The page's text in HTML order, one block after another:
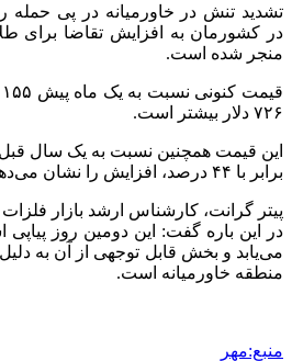
تشدید تنش در خاورمیانه در پی حمله
در کشورمان به افزایش تقاضا برای
منجر شده است.
۷۲۶ دلار بیشتر است.
برابر با ۴۴ درصد، افزایش را نشان می‌دهد.
پیتر گرانت، کارشناس ارشد بازار
در این باره گفت: این دومین روز
می‌یابد و بخش قابل توجهی از آن به
منطقه خاورمیانه است.
منبع:مهر